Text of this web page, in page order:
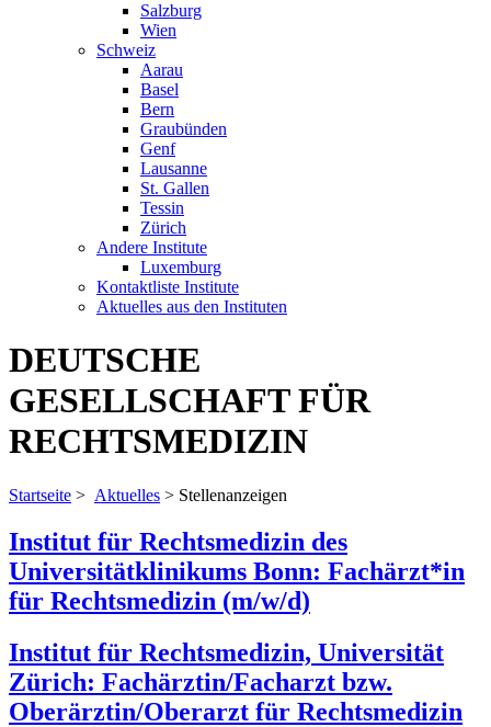
Salzburg
Wien
Schweiz
Aarau
Basel
Bern
Graubünden
Genf
Lausanne
St. Gallen
Tessin
Zürich
Andere Institute
Luxemburg
Kontaktliste Institute
Aktuelles aus den Instituten
DEUTSCHE
GESELLSCHAFT FÜR
RECHTSMEDIZIN
Startseite > Aktuelles > Stellenanzeigen
Institut für Rechtsmedizin des
Universitätklinikums Bonn: Fachärzt*in
für Rechtsmedizin (m/w/d)
Institut für Rechtsmedizin, Universität
Zürich: Fachärztin/Facharzt bzw.
Oberärztin/Oberarzt für Rechtsmedizin